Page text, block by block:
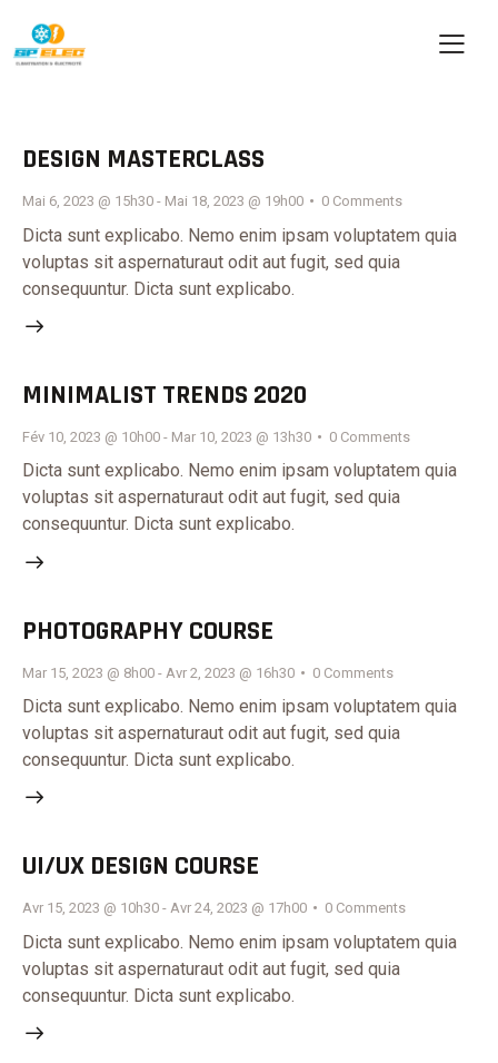
DESIGN MASTERCLASS
Mai 6, 2023 @ 15h30 - Mai 18, 2023 @ 19h00 0 Comments
Dicta sunt explicabo. Nemo enim ipsam voluptatem quia
voluptas sit aspernaturaut odit aut fugit, sed quia
consequuntur. Dicta sunt explicabo.
MINIMALIST TRENDS 2020
Fév 10, 2023 @ 10h00 - Mar 10, 2023 @ 13h30 0 Comments
Dicta sunt explicabo. Nemo enim ipsam voluptatem quia
voluptas sit aspernaturaut odit aut fugit, sed quia
consequuntur. Dicta sunt explicabo.
PHOTOGRAPHY COURSE
Mar 15, 2023 @ 8h00 - Avr 2, 2023 @ 16h30 0 Comments
Dicta sunt explicabo. Nemo enim ipsam voluptatem quia
voluptas sit aspernaturaut odit aut fugit, sed quia
consequuntur. Dicta sunt explicabo.
UI/UX DESIGN COURSE
Avr 15, 2023 @ 10h30 - Avr 24, 2023 @ 17h00 0 Comments
Dicta sunt explicabo. Nemo enim ipsam voluptatem quia
voluptas sit aspernaturaut odit aut fugit, sed quia
consequuntur. Dicta sunt explicabo.